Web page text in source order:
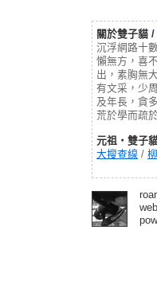
關於雙子貓 /
沉浮網路十
懶無方，喜
出，素胸無
有文采，少
及年長，貪
荒於學而疏
元祖‧雙子
大搜查線 /